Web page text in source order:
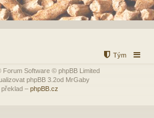
Tým
Forum Software © phpBB Limited
phpBB 3.2od MrGaby
– phpBB.cz